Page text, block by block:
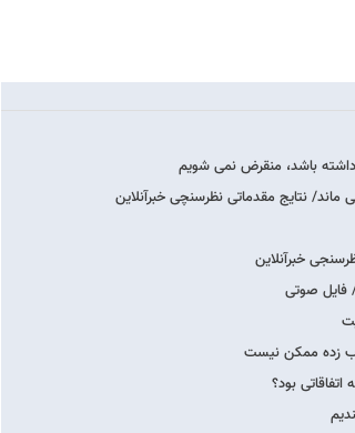
نتایج مقدماتی نظرسنچی خبرآنلاین
خبرآنلاین
فایل صوتی
زده ممکن نیست
بود؟